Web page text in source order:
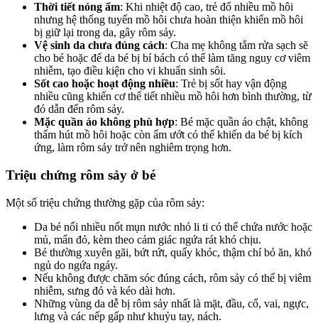
Thời tiết nóng ẩm: Khi nhiệt độ cao, trẻ đổ nhiều mồ hôi
nhưng hệ thống tuyến mồ hôi chưa hoàn thiện khiến mồ hôi
bị giữ lại trong da, gây rôm sảy.
Vệ sinh da chưa đúng cách: Cha mẹ không tắm rửa sạch sẽ
cho bé hoặc để da bé bị bí bách có thể làm tăng nguy cơ viêm
nhiễm, tạo điều kiện cho vi khuẩn sinh sôi.
Sốt cao hoặc hoạt động nhiều: Trẻ bị sốt hay vận động
nhiều cũng khiến cơ thể tiết nhiều mồ hôi hơn bình thường, từ
đó dẫn đến rôm sảy.
Mặc quần áo không phù hợp: Bé mặc quần áo chật, không
thấm hút mồ hôi hoặc còn ẩm ướt có thể khiến da bé bị kích
ứng, làm rôm sảy trở nên nghiêm trọng hơn.
Triệu chứng rôm sảy ở bé
Một số triệu chứng thường gặp của rôm sảy:
Da bé nổi nhiều nốt mụn nước nhỏ li ti có thể chứa nước hoặc
mủ, mẩn đỏ, kèm theo cảm giác ngứa rát khó chịu.
Bé thường xuyên gãi, bứt rứt, quấy khóc, thậm chí bỏ ăn, khó
ngủ do ngứa ngáy.
Nếu không được chăm sóc đúng cách, rôm sảy có thể bị viêm
nhiễm, sưng đỏ và kéo dài hơn.
Những vùng da dễ bị rôm sảy nhất là mặt, đầu, cổ, vai, ngực,
lưng và các nếp gấp như khuỷu tay, nách.